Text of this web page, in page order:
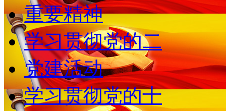
重要精神
学习贯彻党的二
党建活动
学习贯彻党的十